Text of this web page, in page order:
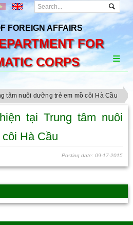
FOREIGN AFFAIRS
FOR
CORPS
tâm nuôi dưỡng trẻ em mồ côi Hà Cầu
tại Trung tâm nuôi
Hà Cầu
Posting date: 09-17-2015